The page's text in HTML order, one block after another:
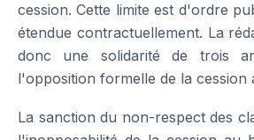
cession. Cette limite est d'ordre
étendue contractuellement. La
donc une solidarité de trois
l'opposition formelle de la cession
La sanction du non-respect des